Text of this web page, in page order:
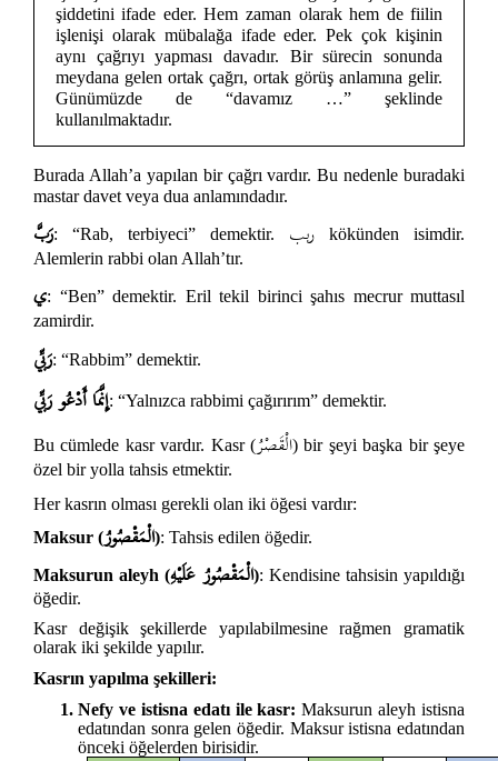
şiddetini ifade eder. Hem zaman olarak hem de fiilin
işlenişi olarak mübalağa ifade eder. Pek çok kişinin
aynı çağrıyı yapması davadır. Bir sürecin sonunda
meydana gelen ortak çağrı, ortak görüş anlamına gelir.
Günümüzde de “davamız …” şeklinde
kullanılmaktadır.
Burada Allah’a yapılan bir çağrı vardır. Bu nedenle buradaki
mastar davet veya dua anlamındadır.
رَبَّ: “Rab, terbiyeci” demektir. ربب kökünden isimdir.
Alemlerin rabbi olan Allah’tır.
ي: “Ben” demektir. Eril tekil birinci şahıs mecrur muttasıl
zamirdir.
رَبِّي: “Rabbim” demektir.
إِنَّمَا أَدْعُو رَبِّي: “Yalnızca rabbimi çağırırım” demektir.
Bu cümlede kasr vardır. Kasr (الْقَصْرُ) bir şeyi başka bir şeye
özel bir yolla tahsis etmektir.
Her kasrın olması gerekli olan iki öğesi vardır:
Maksur (الْمَقْصُورُ): Tahsis edilen öğedir.
Maksurun aleyh (الْمَقْصُورُ عَلَيْهِ): Kendisine tahsisin yapıldığı
öğedir.
Kasr değişik şekillerde yapılabilmesine rağmen gramatik
olarak iki şekilde yapılır.
Kasrın yapılma şekilleri:
Nefy ve istisna edatı ile kasr:Maksurun aleyh istisna
edatından sonra gelen öğedir. Maksur istisna edatından
önceki öğelerden birisidir.